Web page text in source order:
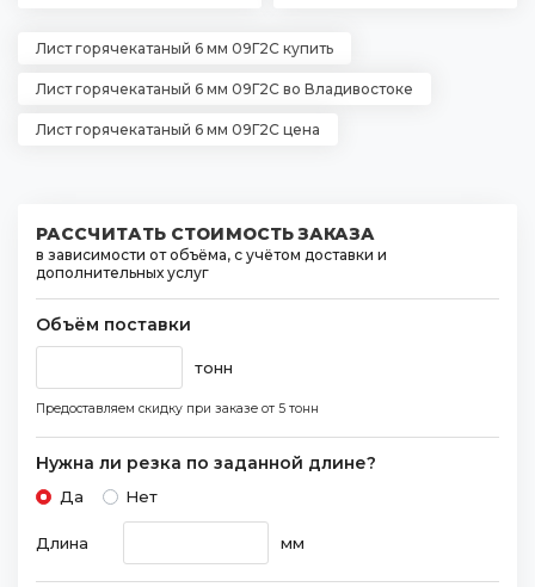
Лист горячекатаный 6 мм 09Г2С купить
Лист горячекатаный 6 мм 09Г2С во Владивостоке
Лист горячекатаный 6 мм 09Г2С цена
РАССЧИТАТЬ СТОИМОСТЬ ЗАКАЗА
в зависимости от объёма, с учётом доставки и
дополнительных услуг
Объём поставки
тонн
Предоставляем скидку при заказе от 5 тонн
Нужна ли резка по заданной длине?
Да Нет
Длина мм